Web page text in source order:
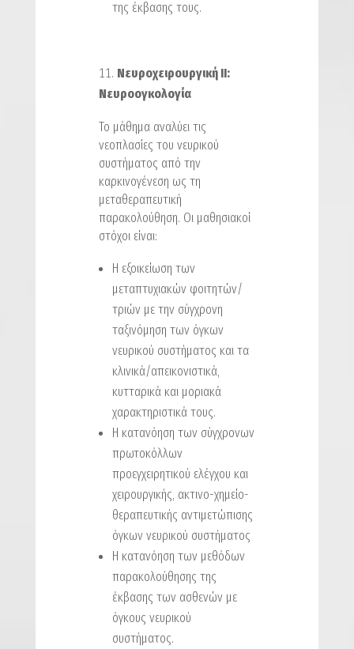
της έκβασης τους.
Νευροχειρουργική ΙΙ:
Nευροογκολογία
Το μάθημα αναλύει τις
νεοπλασίες του νευρικού
συστήματος από την
καρκινογένεση ως τη
μεταθεραπευτική
παρακολούθηση. Οι μαθησιακοί
στόχοι είναι:
H εξοικείωση των
μεταπτυχιακών φοιτητών/
τριών με την σύγχρονη
ταξινόμηση των όγκων
νευρικού συστήματος και τα
κλινικά/απεικονιστικά,
κυτταρικά και μοριακά
χαρακτηριστικά τους.
Η κατανόηση των σύγχρονων
πρωτοκόλλων
προεγχειρητικού ελέγχου και
χειρουργικής, ακτινο-χημείο-
θεραπευτικής αντιμετώπισης
όγκων νευρικού συστήματος
Η κατανόηση των μεθόδων
παρακολούθησης της
έκβασης των ασθενών με
όγκους νευρικού
συστήματος.